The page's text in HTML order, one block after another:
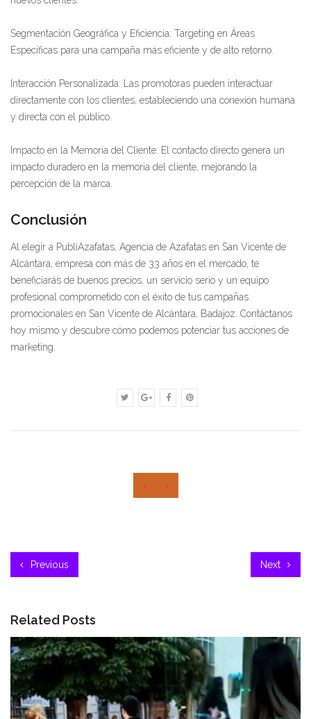
Segmentación Geográfica y Eficiencia: Targeting en Áreas
Específicas para una campaña más eficiente y de alto retorno.
Interacción Personalizada: Las promotoras pueden interactuar
directamente con los clientes, estableciendo una conexión humana
y directa con el público.
Impacto en la Memoria del Cliente: El contacto directo genera un
impacto duradero en la memoria del cliente, mejorando la
percepción de la marca.
Conclusión
Al elegir a PubliAzafatas, Agencia de Azafatas en San Vicente de
Alcántara, empresa con más de 33 años en el mercado, te
beneficiarás de buenos precios, un servicio serio y un equipo
profesional comprometido con el éxito de tus campañas
promocionales en San Vicente de Alcántara, Badajoz. Contáctanos
hoy mismo y descubre cómo podemos potenciar tus acciones de
marketing.
‹ ›
Previous Next
Related Posts